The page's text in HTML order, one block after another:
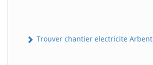
Trouver chantier electricite Arbent